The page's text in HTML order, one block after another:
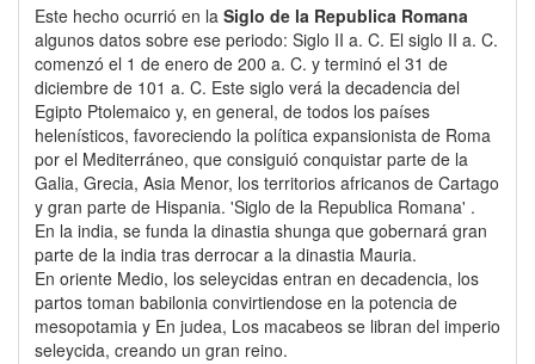
Este hecho ocurrió en la Siglo de la Republica Romana
algunos datos sobre ese periodo: Siglo II a. C. El siglo II a. C.
comenzó el 1 de enero de 200 a. C. y terminó el 31 de
diciembre de 101 a. C. Este siglo verá la decadencia del
Egipto Ptolemaico y, en general, de todos los países
helenísticos, favoreciendo la política expansionista de Roma
por el Mediterráneo, que consiguió conquistar parte de la
Galia, Grecia, Asia Menor, los territorios africanos de Cartago
y gran parte de Hispania. 'Siglo de la Republica Romana' .
En la india, se funda la dinastia shunga que gobernará gran
parte de la india tras derrocar a la dinastia Mauria.
En oriente Medio, los seleycidas entran en decadencia, los
partos toman babilonia convirtiendose en la potencia de
mesopotamia y En judea, Los macabeos se libran del imperio
seleycida, creando un gran reino.